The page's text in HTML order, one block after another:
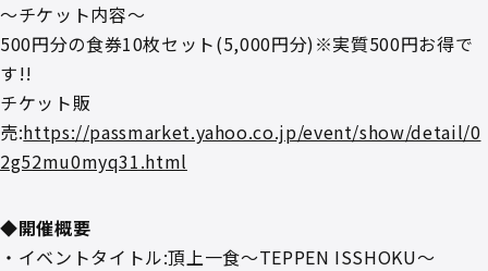
～チケット内容～
500円分の⾷券10枚セット(5,000円分)※実質500円お得で
す!!
チケット販
売:https://passmarket.yahoo.co.jp/event/show/detail/0
2g52mu0myq31.html
◆開催概要
・イベントタイトル:頂上⼀⾷～TEPPEN ISSHOKU～